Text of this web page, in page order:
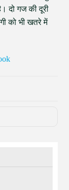
दो गज की दूरी
को भी खतरे में